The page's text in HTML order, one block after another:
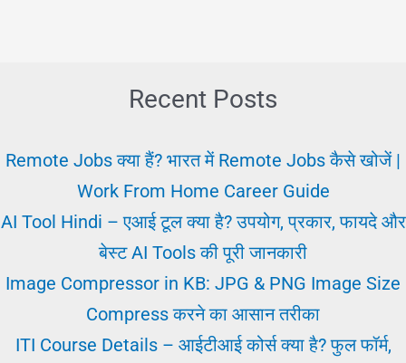
विकसित
(Complete
Recent Posts
Remote Jobs क्या हैं? भारत में Remote Jobs कैसे खोजें |
Work From Home Career Guide
AI Tool Hindi – एआई टूल क्या है? उपयोग, प्रकार, फायदे और
बेस्ट AI Tools की पूरी जानकारी
Image Compressor in KB: JPG & PNG Image Size
Compress करने का आसान तरीका
ITI Course Details – आईटीआई कोर्स क्या है? फुल फॉर्म,